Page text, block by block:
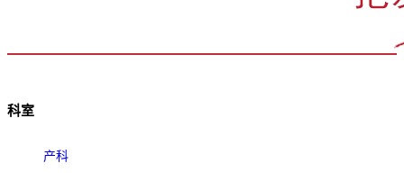
科室
产科